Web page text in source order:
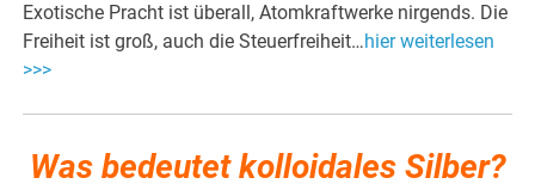
Exotische Pracht ist überall, Atomkraftwerke nirgends. Die
Freiheit ist groß, auch die Steuerfreiheit…hier weiterlesen
>>>
Was bedeutet kolloidales Silber?